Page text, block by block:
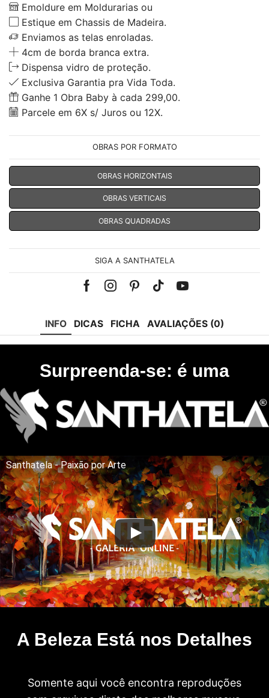
Emoldure em Moldurarias ou
Estique em Chassis de Madeira.
Enviamos as telas enroladas.
4cm de borda branca extra.
Dispensa vidro de proteção.
Exclusiva Garantia pra Vida Toda.
Ganhe 1 Obra Baby à cada 299,00.
Parcele em 6X s/ Juros ou 12X.
OBRAS POR FORMATO
OBRAS HORIZONTAIS
OBRAS VERTICAIS
OBRAS QUADRADAS
SIGA A SANTHATELA
Facebook
Instagram
Pinterest
Tik-Youtube
INFO DICAS FICHA AVALIAÇÕES (0)
Surpreenda-se: é uma
Santhatela - Paixão por Arte
A Beleza Está nos Detalhes
Somente aqui você encontra reproduções